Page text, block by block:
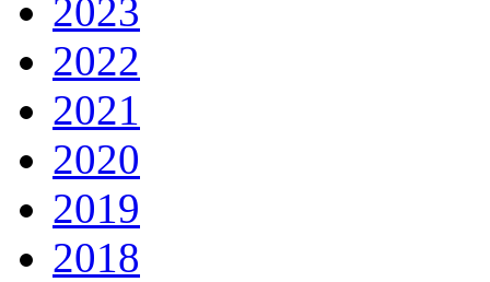
2023
2022
2021
2020
2019
2018